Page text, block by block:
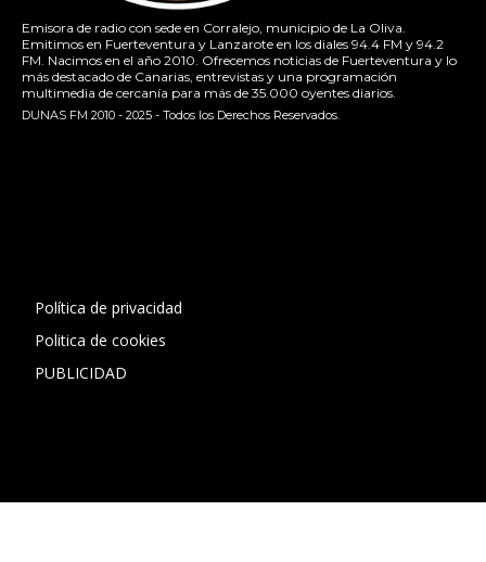
Emisora de radio con sede en Corralejo, municipio de La Oliva.
Emitimos en Fuerteventura y Lanzarote en los diales 94.4 FM y 94.2
FM. Nacimos en el año 2010. Ofrecemos noticias de Fuerteventura y lo
más destacado de Canarias, entrevistas y una programación
multimedia de cercanía para más de 35.000 oyentes diarios.
DUNAS FM 2010 - 2025 - Todos los Derechos Reservados.
Política de privacidad
Politica de cookies
PUBLICIDAD